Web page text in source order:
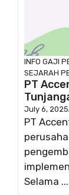
INFO GAJI
SEJARAH
PT
July 6, 2025
PT
Selama ...